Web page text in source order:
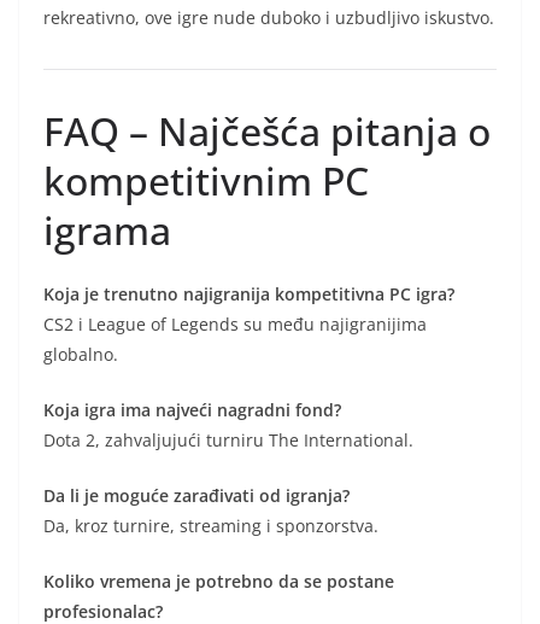
rekreativno, ove igre nude duboko i uzbudljivo iskustvo.
FAQ – Najčešća pitanja o
kompetitivnim PC
igrama
Koja je trenutno najigranija kompetitivna PC igra?
CS2 i League of Legends su među najigranijima
globalno.
Koja igra ima najveći nagradni fond?
Dota 2, zahvaljujući turniru The International.
Da li je moguće zarađivati od igranja?
Da, kroz turnire, streaming i sponzorstva.
Koliko vremena je potrebno da se postane
profesionalac?